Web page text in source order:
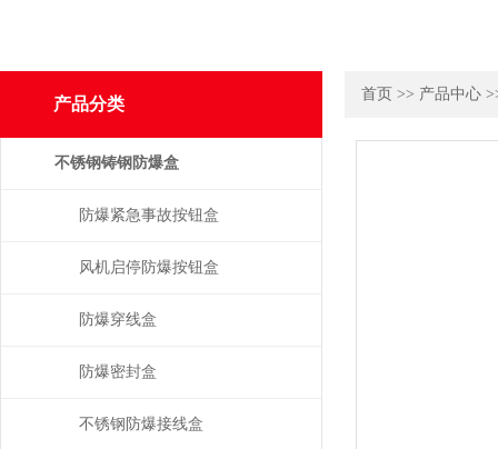
首页 >> 产品中心
产品分类
不锈钢铸钢防爆盒
防爆紧急事故按钮盒
风机启停防爆按钮盒
防爆穿线盒
防爆密封盒
不锈钢防爆接线盒